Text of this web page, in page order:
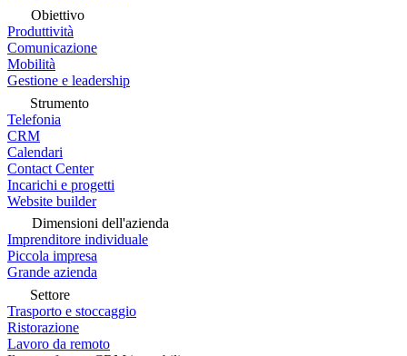
Obiettivo
Produttività
Comunicazione
Mobilità
Gestione e leadership
Strumento
Telefonia
CRM
Calendari
Contact Center
Incarichi e progetti
Website builder
Dimensioni dell'azienda
Imprenditore individuale
Piccola impresa
Grande azienda
Settore
Trasporto e stoccaggio
Ristorazione
Lavoro da remoto